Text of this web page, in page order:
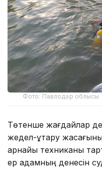
Фото: Павлодар
Төтенше жағдайлар
жедел-құтқару
арнайы техниканы
ер адамның денесін